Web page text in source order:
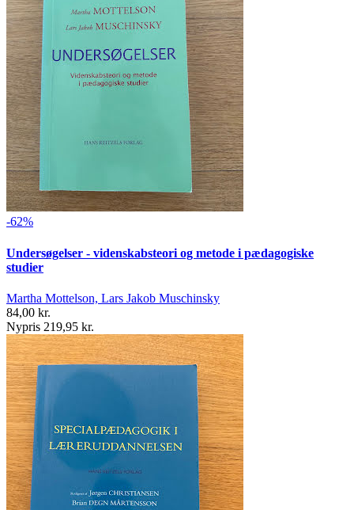
-62%
Undersøgelser - videnskabsteori og metode i pædagogiske
studier
Martha Mottelson, Lars Jakob Muschinsky
84,00 kr.
Nypris 219,95 kr.